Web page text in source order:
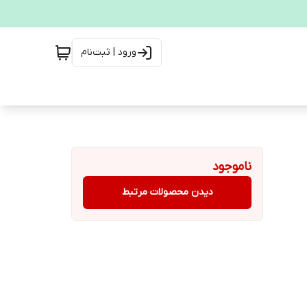
ورود | ثبت‌نام
ناموجود
دیدن محصولات مرتبط